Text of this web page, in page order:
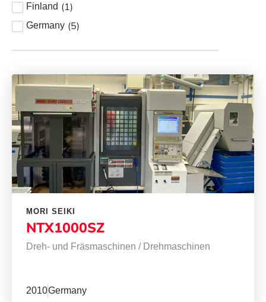
Finland (1)
Germany (5)
MORI SEIKI
NTX1000SZ
Dreh- und Fräsmaschinen / Drehmaschinen
2010Germany